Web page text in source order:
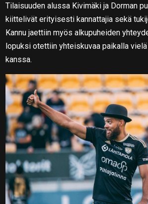
Tilaisuuden alussa Kivimäki ja Dorman
kiittelivät erityisesti kannattajia sekä
Kannu jaettiin myös alkupuheiden
lopuksi otettiin yhteiskuvaa paikalla
kanssa.